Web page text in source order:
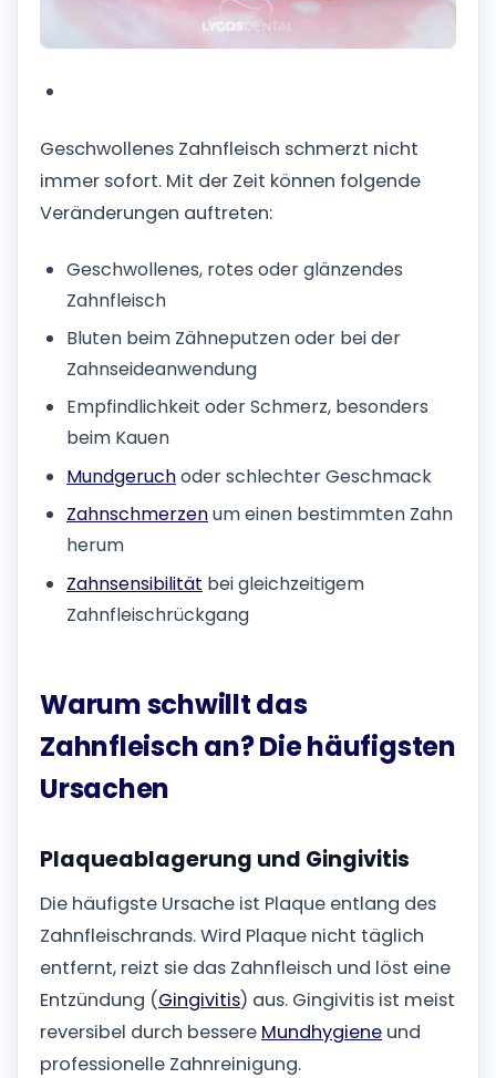
Geschwollenes Zahnfleisch schmerzt nicht
immer sofort. Mit der Zeit können folgende
Veränderungen auftreten:
Geschwollenes, rotes oder glänzendes
Zahnfleisch
Bluten beim Zähneputzen oder bei der
Zahnseideanwendung
Empfindlichkeit oder Schmerz, besonders
beim Kauen
Mundgeruchoder schlechter Geschmack
Zahnschmerzenum einen bestimmten Zahn
herum
Zahnsensibilität bei gleichzeitigem
Zahnfleischrückgang
Warum schwillt das
Zahnfleisch an? Die häufigsten
Ursachen
Plaqueablagerung und Gingivitis
Die häufigste Ursache ist Plaque entlang des
Zahnfleischrands. Wird Plaque nicht täglich
entfernt, reizt sie das Zahnfleisch und löst eine
Entzündung (Gingivitis) aus. Gingivitis ist meist
reversibel durch bessere Mundhygiene und
professionelle Zahnreinigung.